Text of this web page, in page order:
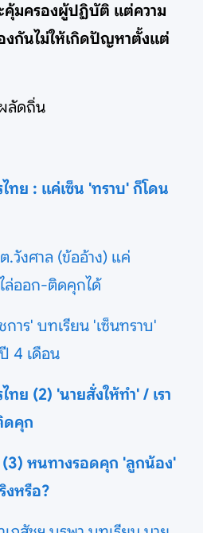
คุ้มครองผู้ปฏิบัติ แต่ความ
งกันไม่ให้เกิดปัญหาตั้งแต่
ผลัดถิ่น
ไทย : แค่เซ็น 'ทราบ' ก็โดน
วังศาล (ข้ออ้าง) แค่
ล่ออก-ติดคุกได้
การ' บทเรียน 'เซ็นทราบ'
4 เดือน
ทย (2) 'นายสั่งให้ทำ' / เรา
ดคุก
(3) หนทางรอดคุก 'ลูกน้อง'
งหรือ?